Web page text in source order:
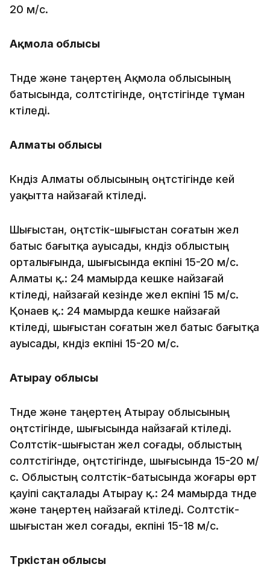
20 м/с.
Ақмола облысы
Түнде және таңертең Ақмола облысының
батысында, солтүстігінде, оңтүстігінде тұман
күтіледі.
Алматы облысы
Күндіз Алматы облысының оңтүстігінде кей
уақытта найзағай күтіледі.
Шығыстан, оңтүстік-шығыстан соғатын жел
батыс бағытқа ауысады, күндіз облыстың
орталығында, шығысында екпіні 15-20 м/с.
Алматы қ.: 24 мамырда кешке найзағай
күтіледі, найзағай кезінде жел екпіні 15 м/с.
Қонаев қ.: 24 мамырда кешке найзағай
күтіледі, шығыстан соғатын жел батыс бағытқа
ауысады, күндіз екпіні 15-20 м/с.
Атырау облысы
Түнде және таңертең Атырау облысының
оңтүстігінде, шығысында найзағай күтіледі.
Солтүстік-шығыстан жел соғады, облыстың
солтүстігінде, оңтүстігінде, шығысында 15-20 м/
с. Облыстың солтүстік-батысында жоғары өрт
қауіпі сақталады Атырау қ.: 24 мамырда түнде
және таңертең найзағай күтіледі. Солтүстік-
шығыстан жел соғады, екпіні 15-18 м/с.
Түркістан облысы